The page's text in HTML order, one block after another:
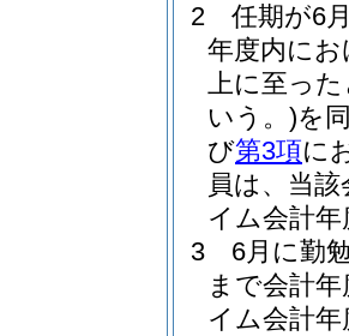
2
任期が6
年度内に
上に至っ
いう。)を
び第3項に
員は、当
イム会計
3
6月に勤
まで会計
イム会計